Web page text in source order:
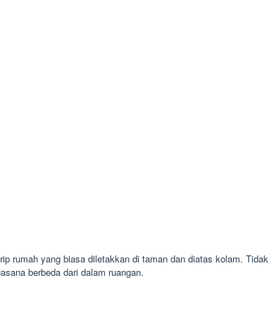
rumah yang biasa diletakkan di taman dan diatas kolam. Tidak
berbeda dari dalam ruangan.